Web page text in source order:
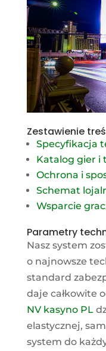
Zestawienie
Specyfikacja
Katalog gier i
Ochrona i
Schemat
Wsparcie
Parametry
Nasz system
o najnowsze
standard
daje całkowite
NV kasyno PL
elastycznej,
system do